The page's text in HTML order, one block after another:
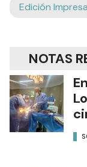
Edición Impresa
NOTAS